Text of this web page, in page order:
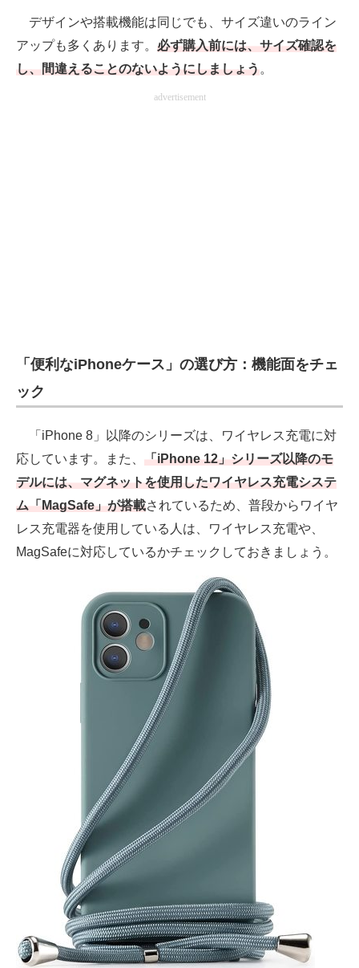
デザインや搭載機能は同じでも、サイズ違いのライン
アップも多くあります。 必ず購入前には、サイズ確認を
し、間違えることのないようにしましょう。
advertisement
「便利なiPhoneケース」の選び方：機能面をチェ
ック
「iPhone 8」以降のシリーズは、ワイヤレス充電に対
応しています。また、 「iPhone 12」シリーズ以降のモ
デルには、マグネットを使用したワイヤレス充電システ
ム「MagSafe」が搭載されているため、普段からワイヤ
レス充電器を使用している人は、ワイヤレス充電や、
MagSafeに対応しているかチェックしておきましょう。